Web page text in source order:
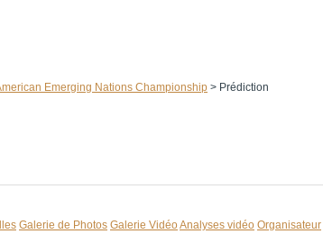
Emerging Nations Championship > Prédiction
Galerie de Photos Galerie VidéoAnalyses vidéo Organisateur